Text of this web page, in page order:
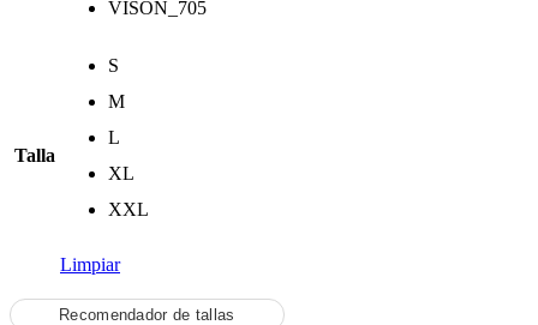
Talla
S
M
L
XL
XXL
Limpiar
Recomendador de tallas